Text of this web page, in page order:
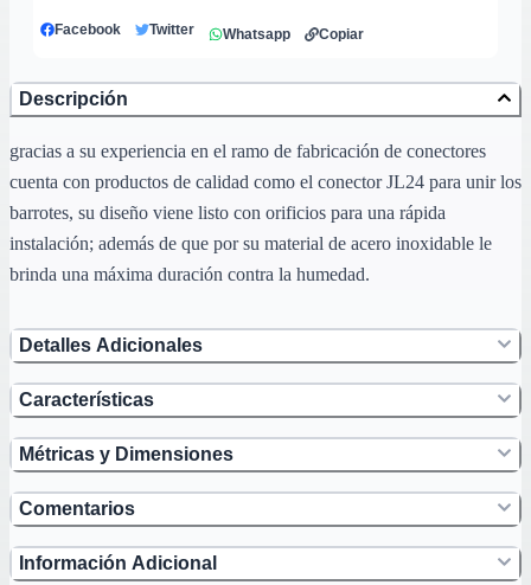
Facebook Twitter Whatsapp Copiar
Descripción
gracias a su experiencia en el ramo de fabricación de conectores
cuenta con productos de calidad como el conector JL24 para unir los
barrotes, su diseño viene listo con orificios para una rápida
instalación; además de que por su material de acero inoxidable le
brinda una máxima duración contra la humedad.
Detalles Adicionales
Características
Métricas y Dimensiones
Comentarios
Información Adicional